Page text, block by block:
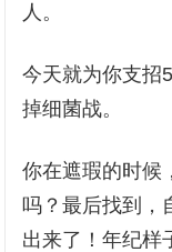
人。
今天就为你支招
掉细菌战。
你在遮瑕的时候
吗？最后找到，
出来了！年纪样